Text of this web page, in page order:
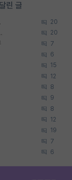
린 글
20
수의 꿈은 끝일까요? 20
7
6
15
12
8
9
8
12
19
7
6